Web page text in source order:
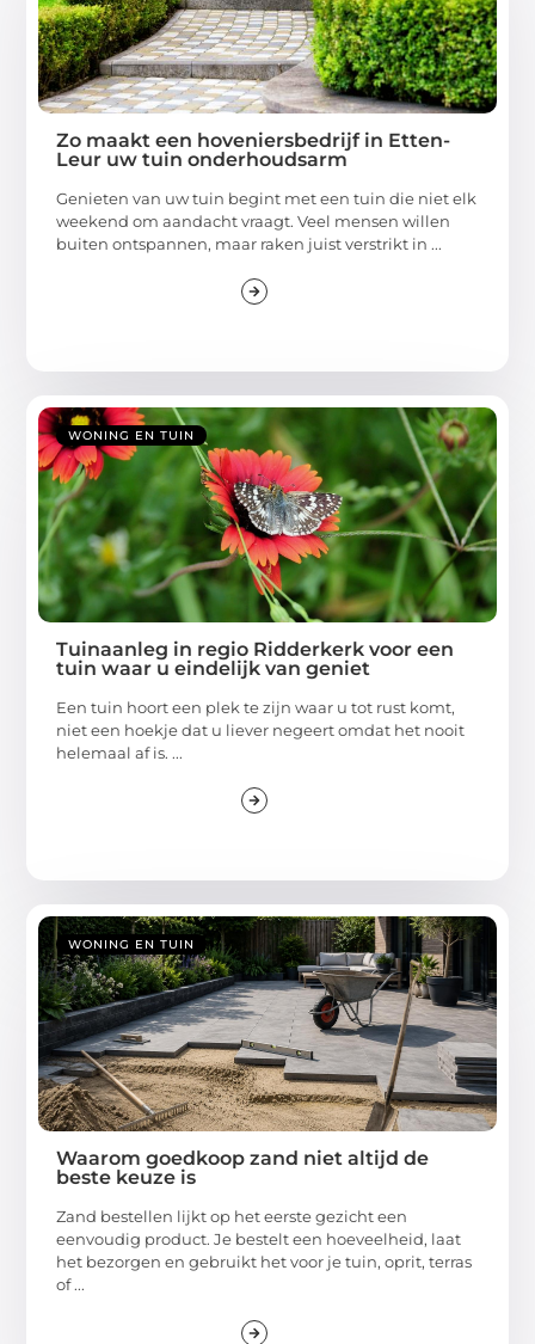
Zo maakt een hoveniersbedrijf in Etten-
Leur uw tuin onderhoudsarm
Genieten van uw tuin begint met een tuin die niet elk
weekend om aandacht vraagt. Veel mensen willen
buiten ontspannen, maar raken juist verstrikt in ...
WONING EN TUIN
Tuinaanleg in regio Ridderkerk voor een
tuin waar u eindelijk van geniet
Een tuin hoort een plek te zijn waar u tot rust komt,
niet een hoekje dat u liever negeert omdat het nooit
helemaal af is. ...
WONING EN TUIN
Waarom goedkoop zand niet altijd de
beste keuze is
Zand bestellen lijkt op het eerste gezicht een
eenvoudig product. Je bestelt een hoeveelheid, laat
het bezorgen en gebruikt het voor je tuin, oprit, terras
of ...